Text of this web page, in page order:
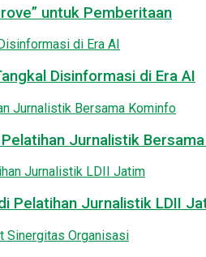
untuk Pemberitaan
Disinformasi di Era AI
Jurnalistik
Pelatihan Jurnalistik LDII